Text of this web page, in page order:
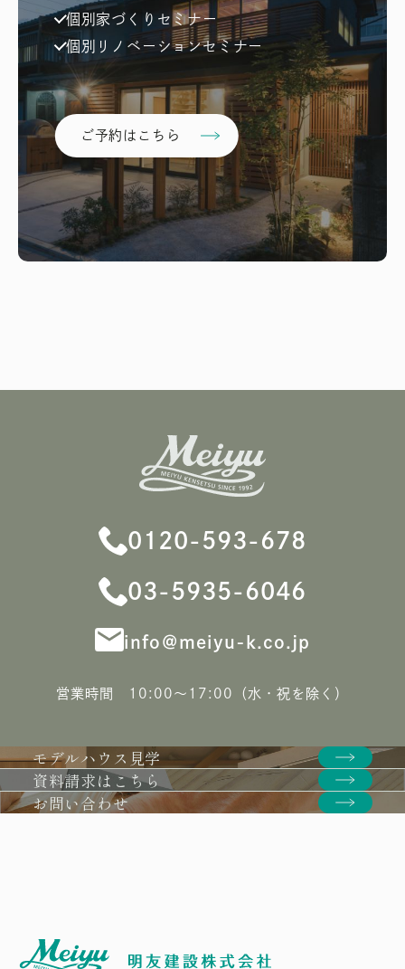
個別家づくりセミナー
個別リノベーションセミナー
ご予約はこちら
0120-593-678
03-5935-6046
info＠meiyu-k.co.jp
営業時間 10:00〜17:00（水・祝を除く）
モデルハウス見学
資料請求はこちら
お問い合わせ